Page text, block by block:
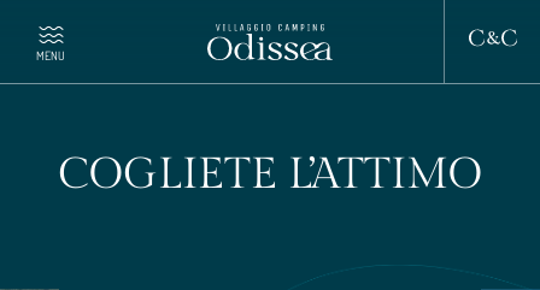
MENU
COGLIETE L’ATTIMO